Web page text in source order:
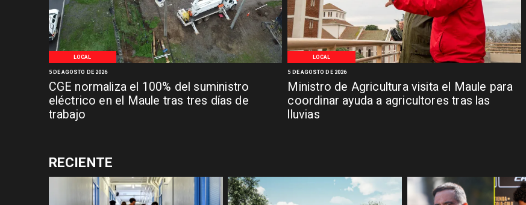
LOCAL
CGE normaliza el 100% del suministro
eléctrico en el Maule tras tres días de
trabajo
5 DE AGOSTO DE 2026
LOCAL
Ministro de Agricultura visita el Maule para
coordinar ayuda a agricultores tras las
lluvias
5 DE AGOSTO DE 2026
RECIENTE